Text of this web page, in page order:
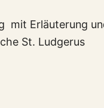
mit Erläuterung
St. Ludgerus